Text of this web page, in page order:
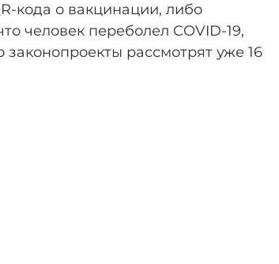
кода о вакцинации, либо
человек переболел COVID-19,
рассмотрят уже 16